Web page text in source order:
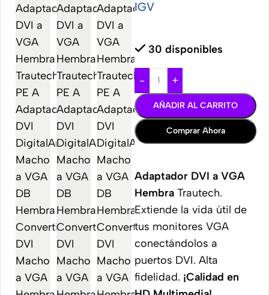
IGV
30 disponibles
- +
AÑADIR AL CARRITO
Comprar Ahora
Adaptador DVI a VGA
Hembra Trautech.
Extiende la vida útil de
tus monitores VGA
conectándolos a
puertos DVI. Alta
fidelidad. ¡Calidad en